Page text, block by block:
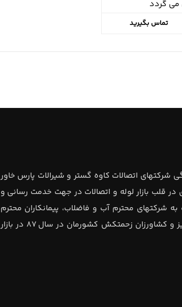
مي گردد
تماس بگیرید
شركتهاي اتصالات كاوه گستر و شيرالات پارس خاور
در قلب بازار لوله و اتصالات در جهت خدمت رساني و
شركتهاي محترم آب و فاضلاب، پيمانكاران محترم
وزارت جهاد كشاورزي ، همكاران عزيز و كشاورزان زحمتكش كشورمان در سال ٨٧ در بازار